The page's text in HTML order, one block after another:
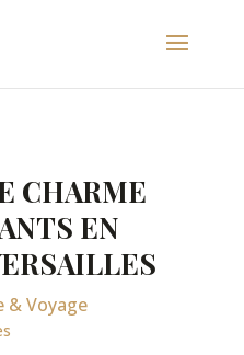
CHARME
EN
& Voyage